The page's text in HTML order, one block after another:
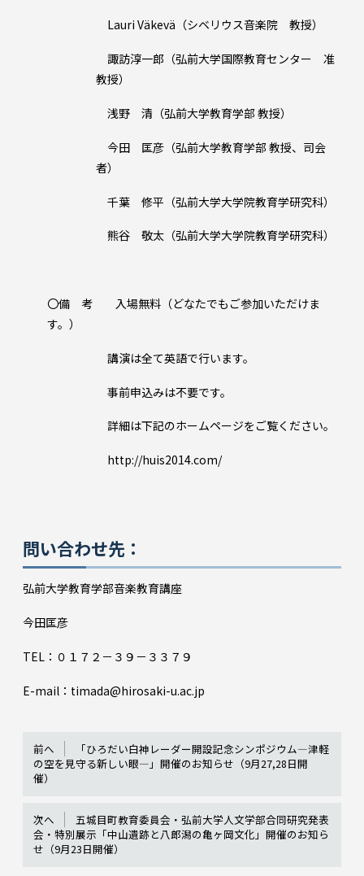
Lauri Väkevä（シベリウス音楽院 教授）
諏訪淳一郎（弘前大学国際教育センター 准
教授）
浅野 清（弘前大学教育学部 教授）
今田 匡彦（弘前大学教育学部 教授、司会
者）
千葉 修平（弘前大学大学院教育学研究科）
熊谷 敬太（弘前大学大学院教育学研究科）
〇備 考 入場無料（どなたでもご参加いただけま
す。）
講演は全て英語で行います。
事前申込みは不要です。
詳細は下記のホームページをご覧ください。
http://huis2014.com/
問い合わせ先：
弘前大学教育学部音楽教育講座
今田匡彦
TEL：０１７２－３９－３３７９
E-mail：timada@hirosaki-u.ac.jp
前へ
「ひろだい白神レーダー開設記念シンポジウム―津軽
の空を見守る新しい眼―」開催のお知らせ（9月27,28日開
催）
次へ
五城目町教育委員会・弘前大学人文学部合同研究発表
会・特別展示「中山遺跡と八郎潟の亀ヶ岡文化」開催のお知ら
せ（9月23日開催）